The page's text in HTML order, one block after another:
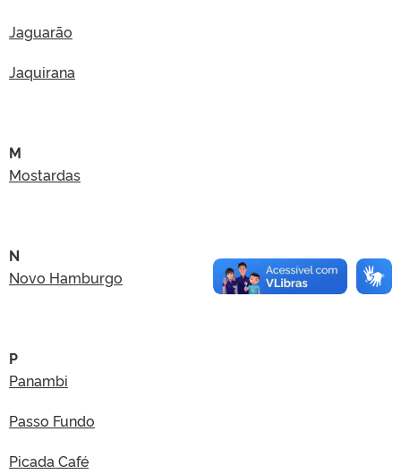
Jaguarão
Jaquirana
M
Mostardas
N
Novo Hamburgo
P
Panambi
Passo Fundo
Picada Café